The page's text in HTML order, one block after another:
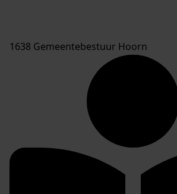
1638 Gemeentebestuur Hoorn